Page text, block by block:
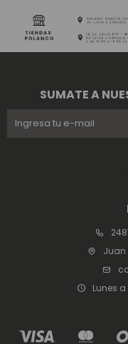
Juan
Lunes a
SUMATE A